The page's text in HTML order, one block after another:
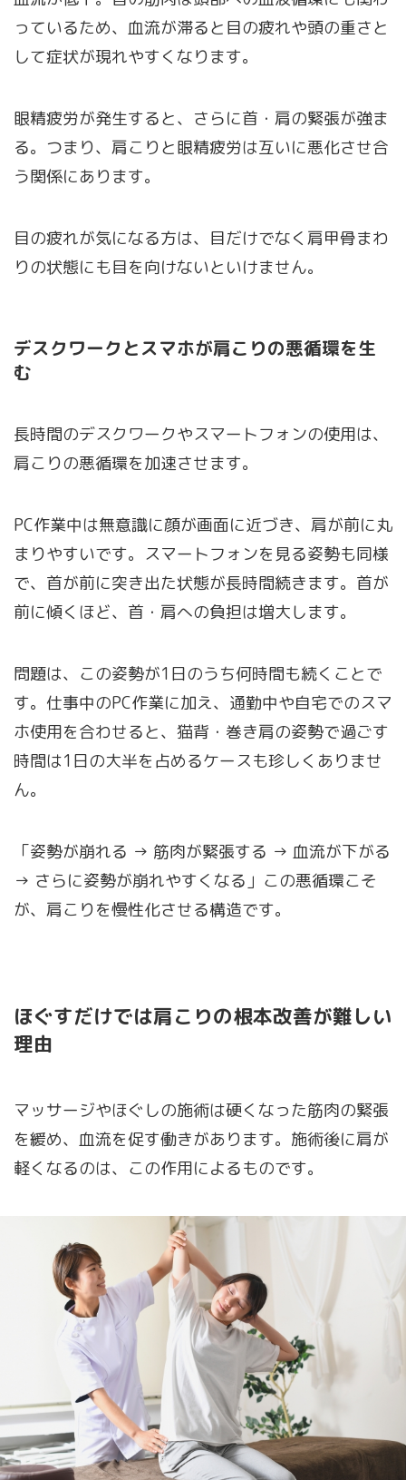
っているため、血流が滞ると目の疲れや頭の重さと
して症状が現れやすくなります。
眼精疲労が発生すると、さらに首・肩の緊張が強ま
る。つまり、肩こりと眼精疲労は互いに悪化させ合
う関係にあります。
目の疲れが気になる方は、目だけでなく肩甲骨まわ
りの状態にも目を向けないといけません。
デスクワークとスマホが肩こりの悪循環を生
む
長時間のデスクワークやスマートフォンの使用は、
肩こりの悪循環を加速させます。
PC作業中は無意識に顔が画面に近づき、肩が前に丸
まりやすいです。スマートフォンを見る姿勢も同様
で、首が前に突き出た状態が長時間続きます。首が
前に傾くほど、首・肩への負担は増大します。
問題は、この姿勢が1日のうち何時間も続くことで
す。仕事中のPC作業に加え、通勤中や自宅でのスマ
ホ使用を合わせると、猫背・巻き肩の姿勢で過ごす
時間は1日の大半を占めるケースも珍しくありませ
ん。
「姿勢が崩れる → 筋肉が緊張する → 血流が下がる
→ さらに姿勢が崩れやすくなる」この悪循環こそ
が、肩こりを慢性化させる構造です。
ほぐすだけでは肩こりの根本改善が難しい
理由
マッサージやほぐしの施術は硬くなった筋肉の緊張
を緩め、血流を促す働きがあります。施術後に肩が
軽くなるのは、この作用によるものです。